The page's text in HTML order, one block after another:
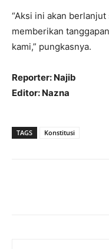
“Aksi ini akan
memberikan
kami,” pungkasnya.
Reporter: Najib
Editor: Nazna
TAGS Konstitusi